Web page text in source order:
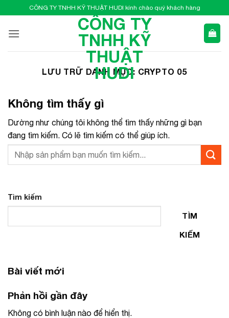
qua
nội
CÔNG TY TNHH KỸ THUẬT HUDI kính chào quý khách hàng
CÔNG TY
TNHH KỸ
THUẬT
HUDI
LƯU TRỮ DANH MỤC: CRYPTO 05
Không tìm thấy gì
Dường như chúng tôi không thể tìm thấy những gì bạn
đang tìm kiếm. Có lẽ tìm kiếm có thể giúp ích.
Tìm kiếm
TÌM
KIẾM
Bài viết mới
Phản hồi gần đây
Không có bình luận nào để hiển thị.